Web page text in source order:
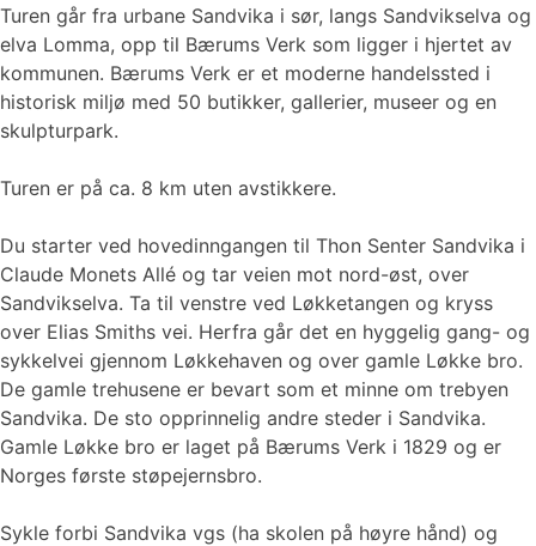
Turen går fra urbane Sandvika i sør, langs Sandvikselva og
elva Lomma, opp til Bærums Verk som ligger i hjertet av
kommunen. Bærums Verk er et moderne handelssted i
historisk miljø med 50 butikker, gallerier, museer og en
skulpturpark.
Turen er på ca. 8 km uten avstikkere.
Du starter ved hovedinngangen til Thon Senter Sandvika i
Claude Monets Allé og tar veien mot nord-øst, over
Sandvikselva. Ta til venstre ved Løkketangen og kryss
over Elias Smiths vei. Herfra går det en hyggelig gang- og
sykkelvei gjennom Løkkehaven og over gamle Løkke bro.
De gamle trehusene er bevart som et minne om trebyen
Sandvika. De sto opprinnelig andre steder i Sandvika.
Gamle Løkke bro er laget på Bærums Verk i 1829 og er
Norges første støpejernsbro.
Sykle forbi Sandvika vgs (ha skolen på høyre hånd) og